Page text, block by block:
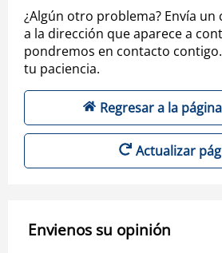
¿Algún otro problema? Envía
a la dirección que aparece a
pondremos en contacto
tu paciencia.
Regresar a la
Actualizar
Envienos su opinión